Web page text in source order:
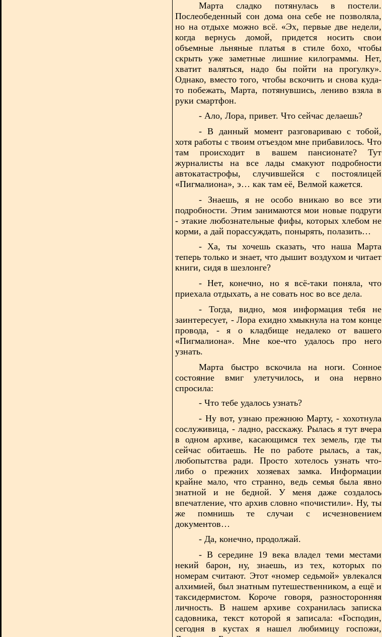
Марта сладко потянулась в постели.
Послеобеденный сон дома она себе не позволяла,
но на отдыхе можно всё. «Эх, первые две недели,
когда вернусь домой, придется носить свои
объемные льняные платья в стиле бохо, чтобы
скрыть уже заметные лишние килограммы. Нет,
хватит валяться, надо бы пойти на прогулку».
Однако, вместо того, чтобы вскочить и снова куда-
то побежать, Марта, потянувшись, лениво взяла в
руки смартфон.
- Ало, Лора, привет. Что сейчас делаешь?
- В данный момент разговариваю с тобой,
хотя работы с твоим отъездом мне прибавилось. Что
там происходит в вашем пансионате? Тут
журналисты на все лады смакуют подробности
автокатастрофы, случившейся с постоялицей
«Пигмалиона», э… как там её, Велмой кажется.
- Знаешь, я не особо вникаю во все эти
подробности. Этим занимаются мои новые подруги
- этакие любознательные фифы, которых хлебом не
корми, а дай порассуждать, понырять, полазить…
- Ха, ты хочешь сказать, что наша Марта
теперь только и знает, что дышит воздухом и читает
книги, сидя в шезлонге?
- Нет, конечно, но я всё-таки поняла, что
приехала отдыхать, а не совать нос во все дела.
- Тогда, видно, моя информация тебя не
заинтересует, - Лора ехидно хмыкнула на том конце
провода, - я о кладбище недалеко от вашего
«Пигмалиона». Мне кое-что удалось про него
узнать.
Марта быстро вскочила на ноги. Сонное
состояние вмигулетучилось, и она нервно
спросила:
- Что тебе удалось узнать?
- Ну вот, узнаю прежнюю Марту, - хохотнула
сослуживица,- ладно, расскажу. Рылась я тут вчера
в одном архиве, касающимся тех земель, где ты
сейчас обитаешь. Не по работе рылась, а так,
любопытства ради. Просто хотелось узнать что-
либо о прежних хозяевах замка. Информации
крайне мало, что странно, ведь семья была явно
знатной и не бедной. У меня даже создалось
впечатление, что архив словно «почистили». Ну, ты
же помнишь те случаи с исчезновением
документов…
- Да, конечно, продолжай.
- В середине 19 века владел теми местами
некий барон, ну, знаешь, из тех, которых по
номерам считают. Этот «номер седьмой» увлекался
алхимией, был знатным путешественником, а ещё и
таксидермистом. Короче говоря, разносторонняя
личность. В нашем архиве сохранилась записка
садовника, текст которой я записала: «Господин,
сегодня в кустах я нашел любимицу госпожи,